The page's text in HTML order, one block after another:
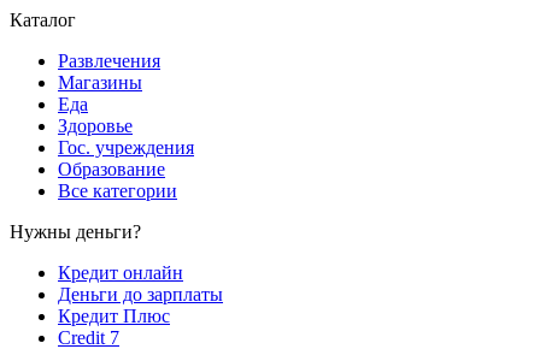
Каталог
Развлечения
Магазины
Еда
Здоровье
Гос. учреждения
Образование
Все категории
Нужны деньги?
Кредит онлайн
Деньги до зарплаты
Кредит Плюс
Credit 7